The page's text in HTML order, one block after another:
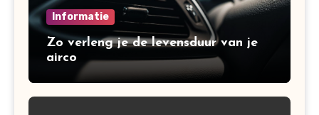
Informatie
Zo verleng je de levensduur van je
airco